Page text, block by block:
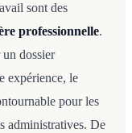
sont des
professionnelle.
dossier
expérience, le
pour les
administratives. De